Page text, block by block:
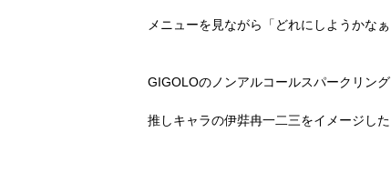
メニューを見ながら「どれにしようかな
GIGOLOのノンアルコールスパークリング
推しキャラの伊弉冉一二三をイメージし